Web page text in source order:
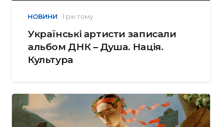
НОВИНИ 1 рік тому
Українські артисти записали
альбом ДНК – Душа. Нація.
Культура